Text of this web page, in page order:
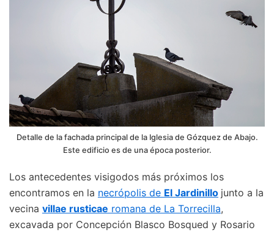
Detalle de la fachada principal de la Iglesia de Gózquez de Abajo.
Este edificio es de una época posterior.
Los antecedentes visigodos más próximos los
encontramos en la necrópolis de El Jardinillo junto a la
vecina villae rusticae romana de La Torrecilla,
excavada por Concepción Blasco Bosqued y Rosario